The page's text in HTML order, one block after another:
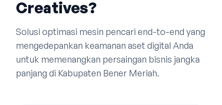
Creatives?
Solusi optimasi mesin pencari end-to-end yang
mengedepankan keamanan aset digital Anda
untuk memenangkan persaingan bisnis jangka
panjang di Kabupaten Bener Meriah.